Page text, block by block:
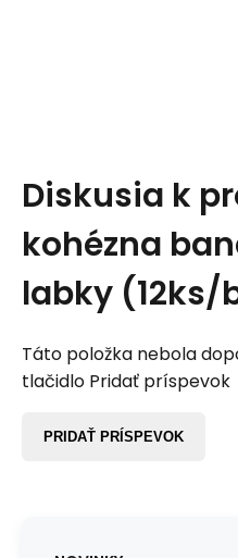
Diskusia k
kohézna
labky
Táto položka nebola
tlačidlo Pridať príspevok
PRIDAŤ PRÍSPEVOK